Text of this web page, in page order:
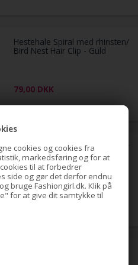
cookies og cookies fra
markedsføring og for at
til at forbedrer
side og gør det derfor endnu
bruge Fashiongirl.dk. Klik på
for at give dit samtykke til
Hestehale Spiral med rhinsten/
Bird Nest Hair Clip - Guld
79,00 DKK
Hestehale Spiral med rhinsten/
Bird Nest Hair Clip - Sølv
79,00